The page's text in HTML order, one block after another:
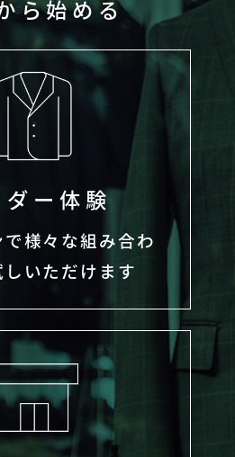
ら始める
ダー体験
様々な組み合わ
いただけます